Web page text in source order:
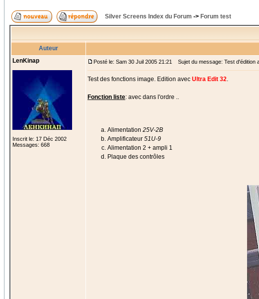
Silver Screens Index du Forum -> Forum test
Auteur
LenKinap
Inscrit le: 17 Déc 2002
Messages: 668
Posté le: Sam 30 Juil 2005 21:21 Sujet du message: Test d'édition
Test des fonctions image. Edition avec Ultra Edit 32.
Fonction liste: avec dans l'ordre ..
Alimentation 25V-2B
Amplificateur 51U-9
Alimentation 2 + ampli 1
Plaque des contrôles